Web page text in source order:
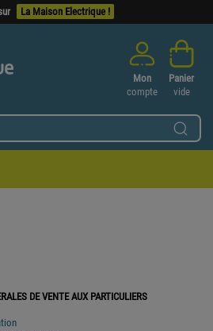
La Maison Electrique !
Mon
compte
Panier
vide
DE VENTE AUX PARTICULIERS